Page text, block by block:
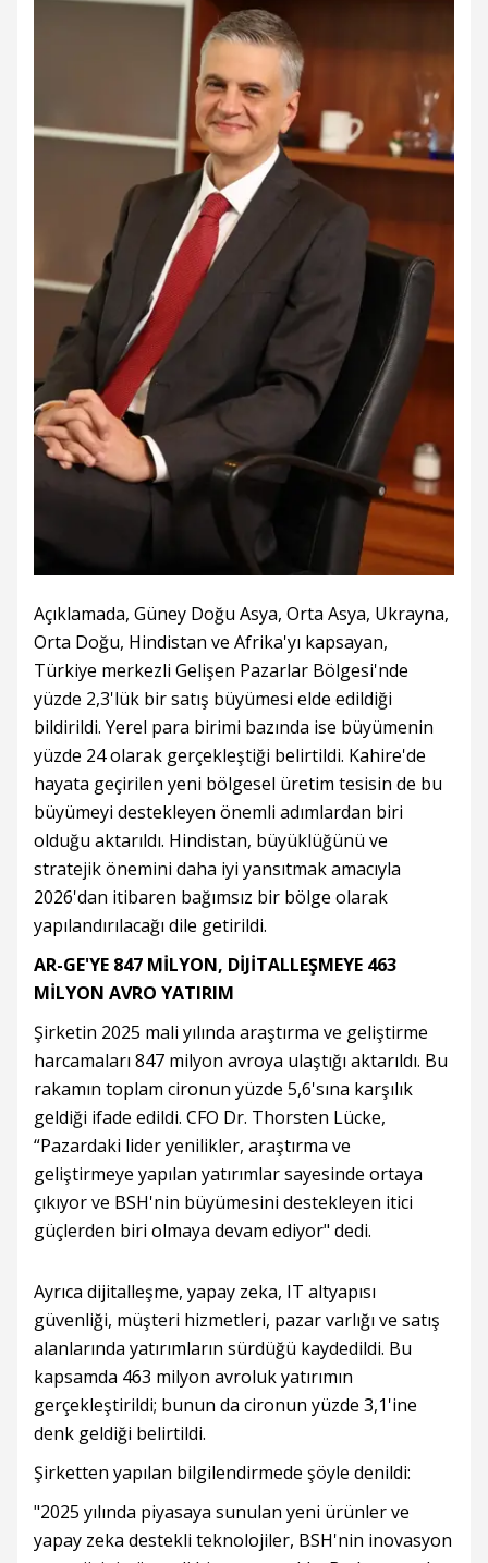
Açıklamada, Güney Doğu Asya, Orta Asya, Ukrayna,
Orta Doğu, Hindistan ve Afrika'yı kapsayan,
Türkiye merkezli Gelişen Pazarlar Bölgesi'nde
yüzde 2,3'lük bir satış büyümesi elde edildiği
bildirildi. Yerel para birimi bazında ise büyümenin
yüzde 24 olarak gerçekleştiği belirtildi. Kahire'de
hayata geçirilen yeni bölgesel üretim tesisin de bu
büyümeyi destekleyen önemli adımlardan biri
olduğu aktarıldı. Hindistan, büyüklüğünü ve
stratejik önemini daha iyi yansıtmak amacıyla
2026'dan itibaren bağımsız bir bölge olarak
yapılandırılacağı dile getirildi.
AR-GE'YE 847 MİLYON, DİJİTALLEŞMEYE 463
MİLYON AVRO YATIRIM
Şirketin 2025 mali yılında araştırma ve geliştirme
harcamaları 847 milyon avroya ulaştığı aktarıldı. Bu
rakamın toplam cironun yüzde 5,6'sına karşılık
geldiği ifade edildi. CFO Dr. Thorsten Lücke,
“Pazardaki lider yenilikler, araştırma ve
geliştirmeye yapılan yatırımlar sayesinde ortaya
çıkıyor ve BSH'nin büyümesini destekleyen itici
güçlerden biri olmaya devam ediyor" dedi.
Ayrıca dijitalleşme, yapay zeka, IT altyapısı
güvenliği, müşteri hizmetleri, pazar varlığı ve satış
alanlarında yatırımların sürdüğü kaydedildi. Bu
kapsamda 463 milyon avroluk yatırımın
gerçekleştirildi; bunun da cironun yüzde 3,1'ine
denk geldiği belirtildi.
Şirketten yapılan bilgilendirmede şöyle denildi:
"2025 yılında piyasaya sunulan yeni ürünler ve
yapay zeka destekli teknolojiler, BSH'nin inovasyon